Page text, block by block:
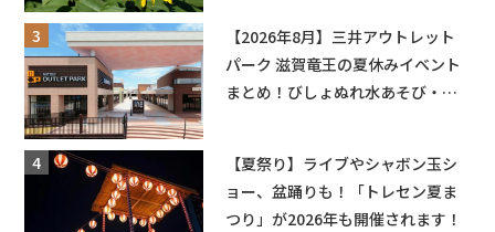
【2026年8月】三井アウトレット
パーク 滋賀竜王の夏休みイベント
まとめ！びしょぬれ水あそび・激
【夏祭り】ライブやシャボン玉シ
ョー、盆踊りも！「トレセン夏ま
つり」が2026年も開催されます！